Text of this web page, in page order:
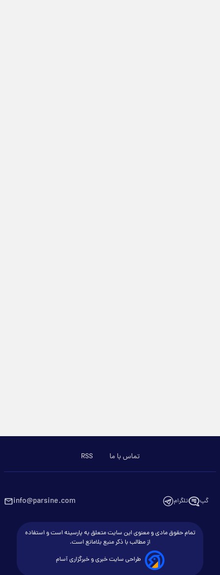
تماس با ما RSS
گپ تلگرام info@parsine.com
تمام حقوق مادی و معنوی این سایت متعلق به پارسینه است و استفاده
از مطالب با ذکر منبع بلامانع است.
طراحی سایت خبری و خبرگزاری آسام